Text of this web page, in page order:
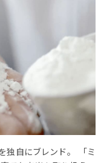
独自にブレンド。
「ミ